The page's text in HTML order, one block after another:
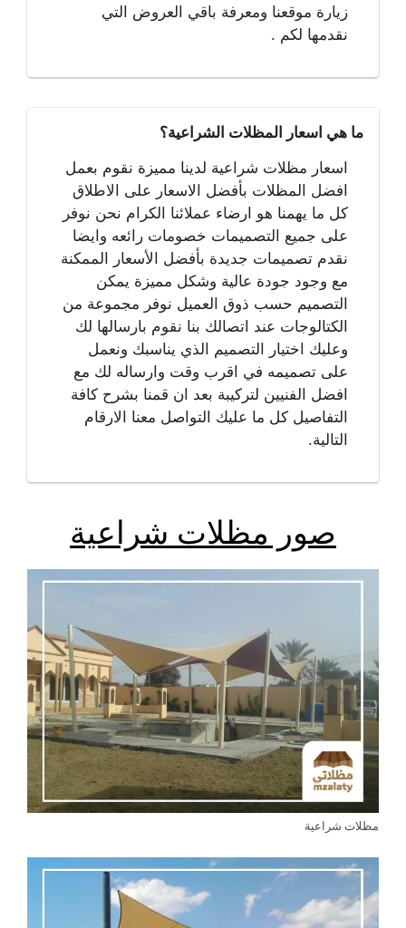
زيارة موقعنا ومعرفة باقي العروض التي
نقدمها لكم .
ما هي اسعار المظلات الشراعية؟
اسعار مظلات شراعية لدينا مميزة نقوم بعمل
افضل المظلات بأفضل الاسعار على الاطلاق
كل ما يهمنا هو ارضاء عملائنا الكرام نحن نوفر
على جميع التصميمات خصومات رائعه وايضا
نقدم تصميمات جديدة بأفضل الأسعار الممكنة
مع وجود جودة عالية وشكل مميزة يمكن
التصميم حسب ذوق العميل نوفر مجموعة من
الكتالوجات عند اتصالك بنا نقوم بارسالها لك
وعليك اختيار التصميم الذي يناسبك ونعمل
على تصميمه في اقرب وقت وارساله لك مع
افضل الفنيين لتركيبة بعد ان قمنا بشرح كافة
التفاصيل كل ما عليك التواصل معنا الارقام
التالية.
صور مظلات شراعية
مظلات شراعية